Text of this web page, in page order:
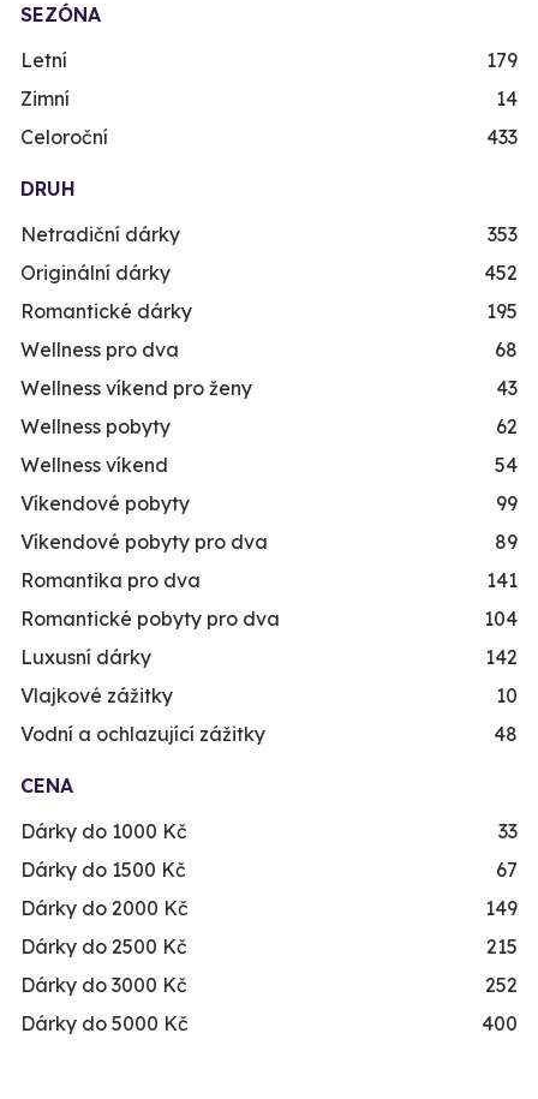
SEZÓNA
Letní
179
Zimní
14
Celoroční
433
DRUH
Netradiční dárky
353
Originální dárky
452
Romantické dárky
195
Wellness pro dva
68
Wellness víkend pro ženy
43
Wellness pobyty
62
Wellness víkend
54
Víkendové pobyty
99
Víkendové pobyty pro dva
89
Romantika pro dva
141
Romantické pobyty pro dva
104
Luxusní dárky
142
Vlajkové zážitky
10
Vodní a ochlazující zážitky
48
CENA
Dárky do 1000 Kč
33
Dárky do 1500 Kč
67
Dárky do 2000 Kč
149
Dárky do 2500 Kč
215
Dárky do 3000 Kč
252
Dárky do 5000 Kč
400